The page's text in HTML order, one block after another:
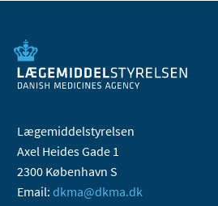
Lægemiddelstyrelsen
Axel Heides Gade 1
2300 København S
Email: dkma@dkma.dk